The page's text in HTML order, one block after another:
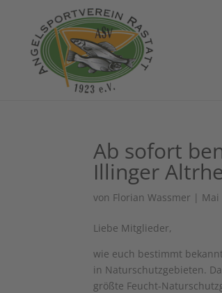
Ab sofort
Illinger
von Florian Wassmer | Mai
Liebe Mitglieder,
wie euch bestimmt
in Naturschutzgebieten.
größte Feucht-